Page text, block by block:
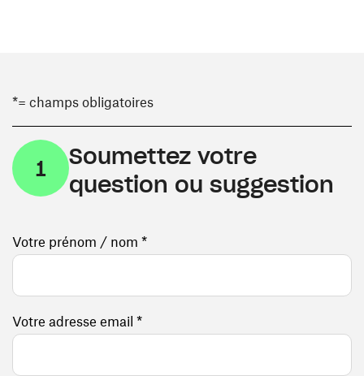
*= champs obligatoires
1
Soumettez votre
question ou suggestion
Votre prénom / nom *
Votre adresse email *